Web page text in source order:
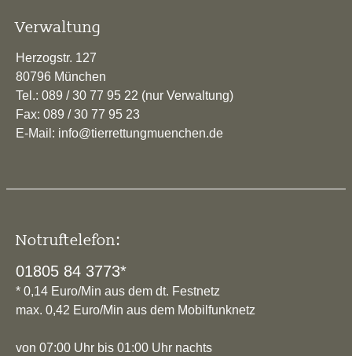
Verwaltung
Herzogstr. 127
80796 München
Tel.: 089 / 30 77 95 22 (nur Verwaltung)
Fax: 089 / 30 77 95 23
E-Mail: info@tierrettungmuenchen.de
Notruftelefon:
01805 84 3773*
* 0,14 Euro/Min aus dem dt. Festnetz
max. 0,42 Euro/Min aus dem Mobilfunknetz
von 07:00 Uhr bis 01:00 Uhr nachts